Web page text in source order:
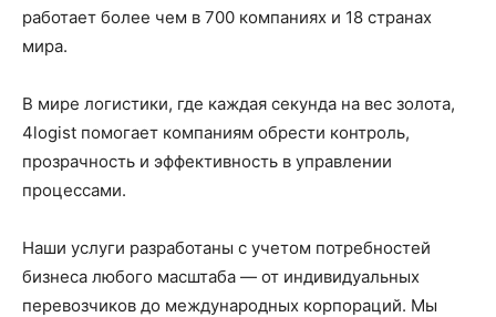
работает более чем в 700 компаниях и 18 странах
мира.
В мире логистики, где каждая секунда на вес золота,
4logist помогает компаниям обрести контроль,
прозрачность и эффективность в управлении
процессами.
Наши услуги разработаны с учетом потребностей
бизнеса любого масштаба — от индивидуальных
перевозчиков до международных корпораций. Мы